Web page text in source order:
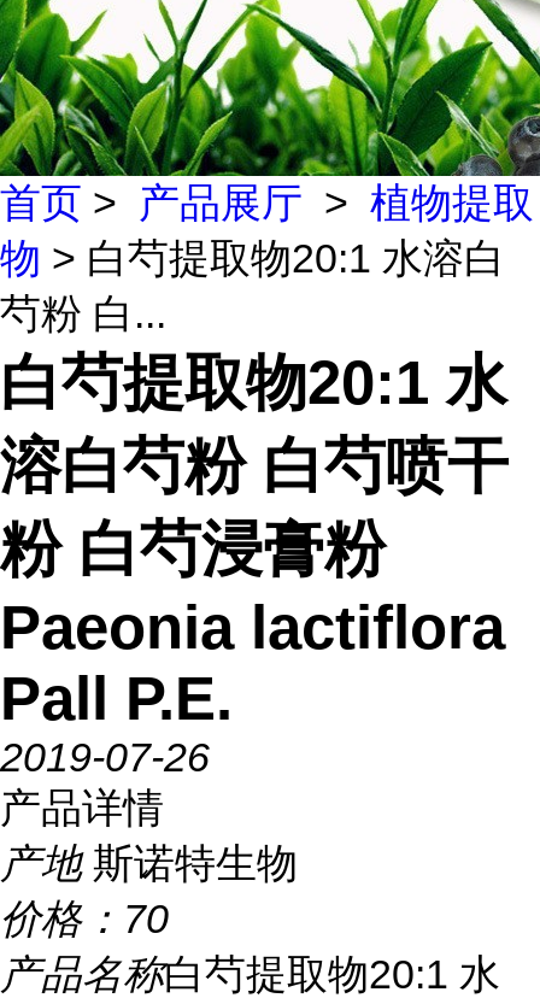
首页 > 产品展厅 > 植物提取
物 > 白芍提取物20:1 水溶白
芍粉 白...
白芍提取物20:1 水
溶白芍粉 白芍喷干
粉 白芍浸膏粉
Paeonia lactiflora
Pall P.E.
2019-07-26
产品详情
产地 斯诺特生物
价格： 70
产品名称白芍提取物20:1 水